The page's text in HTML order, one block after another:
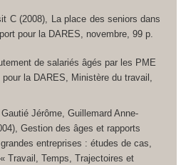
C (2008),
La place des seniors dans
pour la DARES, novembre, 99 p.
de salariés âgés par les PME
pour la DARES, Ministère du travail,
Jérôme, Guillemard Anne-
Gestion des âges et rapports
entreprises : études de cas,
Travail, Temps, Trajectoires et